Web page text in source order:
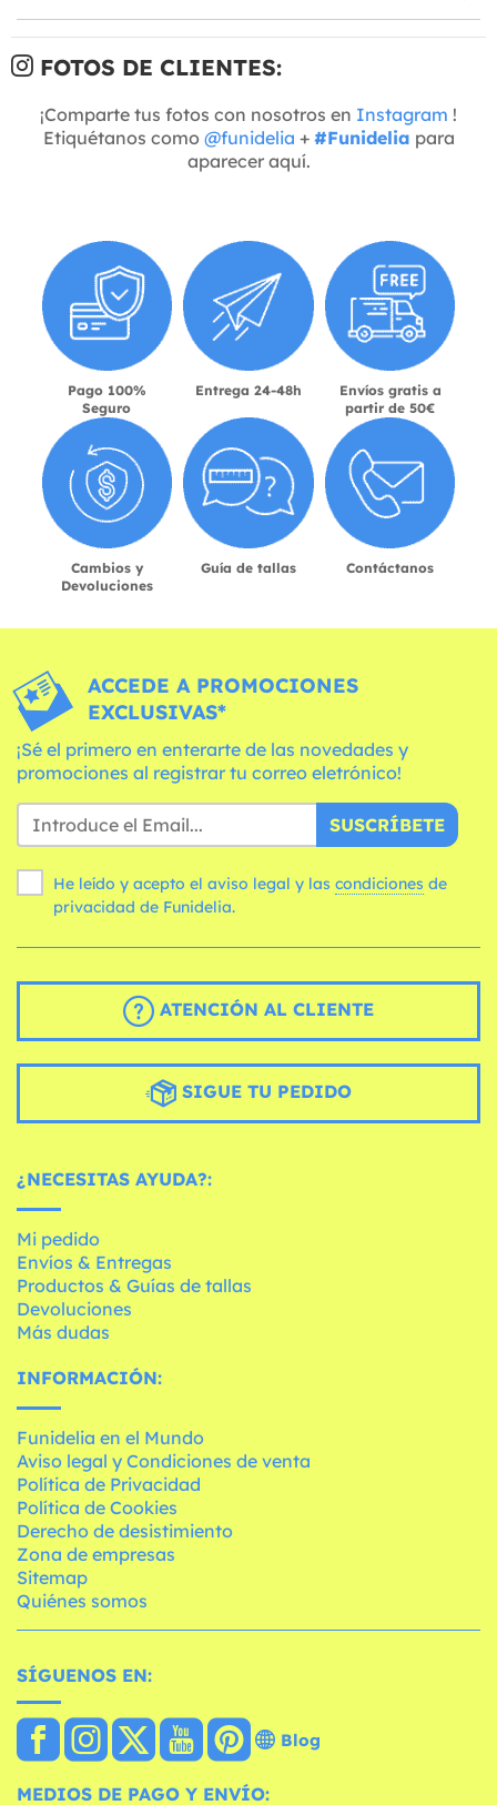
FOTOS DE CLIENTES:
¡Comparte tus fotos con nosotros en Instagram !
Etiquétanos como @funidelia + #Funidelia para
aparecer aquí.
Pago 100%
Seguro
Entrega 24-48h
Envíos gratis a
partir de 50€
Cambios y
Devoluciones
Guía de tallas Contáctanos
ACCEDE A PROMOCIONES
EXCLUSIVAS*
¡Sé el primero en enterarte de las novedades y
promociones al registrar tu correo eletrónico!
SUSCRÍBETE
He leído y acepto el aviso legal y las condiciones
privacidad de Funidelia.
ATENCIÓN AL CLIENTE
SIGUE TU PEDIDO
¿NECESITAS AYUDA?:
Mi pedido
Envíos & Entregas
Productos & Guías de tallas
Devoluciones
Más dudas
INFORMACIÓN:
Funidelia en el Mundo
Aviso legal y Condiciones de venta
Política de Privacidad
Política de Cookies
Derecho de desistimiento
Zona de empresas
Sitemap
Quiénes somos
SÍGUENOS EN:
Blog
MEDIOS DE PAGO Y ENVÍO: